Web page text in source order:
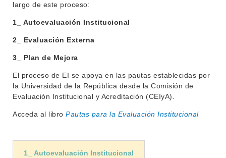
largo de este proceso:
1_ Autoevaluación Institucional
2_ Evaluación Externa
3_ Plan de Mejora
El proceso de EI se apoya en las pautas establecidas por
la Universidad de la República desde la Comisión de
Evaluación Institucional y Acreditación (CEIyA).
Acceda al libro Pautas para la Evaluación Institucional
1_ Autoevaluación Institucional